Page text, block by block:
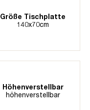
Größe Tischplatte
140x70cm
Höhenverstellbar
höhenverstellbar